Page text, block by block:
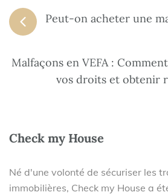
Peut-on acheter une
Malfaçons en VEFA :
vos droits et obtenir
Check my House
Né d'une volonté de sécuriser les
immobilières, Check my House a